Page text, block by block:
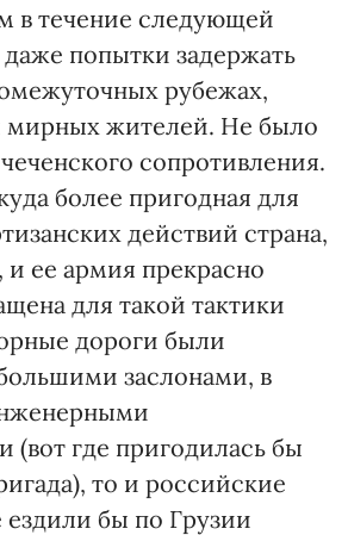
в течение следующей
попытки задержать
рубежах,
мирных жителей. Не было
сопротивления.
более пригодная для
действий страна,
ее армия прекрасно
для такой тактики
дороги были
заслонами, в
(вот где пригодилась бы
то и российские
ездили бы по Грузии